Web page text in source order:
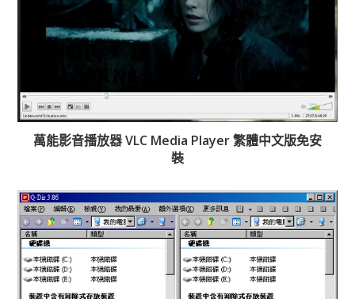
萬能影音播放器 VLC Media Player 繁體中文版免安
裝